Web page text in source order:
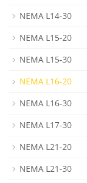
NEMA L14-30
NEMA L15-20
NEMA L15-30
NEMA L16-20
NEMA L16-30
NEMA L17-30
NEMA L21-20
NEMA L21-30